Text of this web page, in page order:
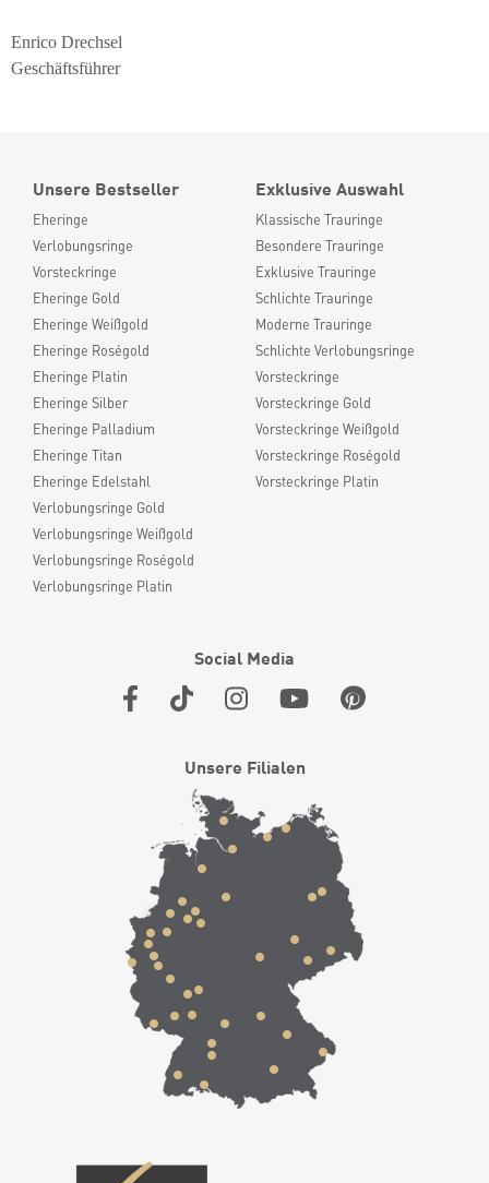
Enrico Drechsel
Geschäftsführer
Unsere Bestseller
Eheringe
Verlobungsringe
Vorsteckringe
Eheringe Gold
Eheringe Weißgold
Eheringe Roségold
Eheringe Platin
Eheringe Silber
Eheringe Palladium
Eheringe Titan
Eheringe Edelstahl
Verlobungsringe Gold
Verlobungsringe Weißgold
Verlobungsringe Roségold
Verlobungsringe Platin
Exklusive Auswahl
Klassische Trauringe
Besondere Trauringe
Exklusive Trauringe
Schlichte Trauringe
Moderne Trauringe
Schlichte Verlobungsringe
Vorsteckringe
Vorsteckringe Gold
Vorsteckringe Weißgold
Vorsteckringe Roségold
Vorsteckringe Platin
Social Media
Unsere Filialen